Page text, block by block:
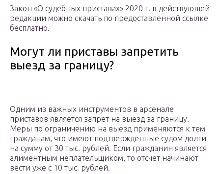
Закон «О судебных приставах» 2020 г. в действующей
редакции можно скачать по предоставленной ссылке
бесплатно.
Могут ли приставы запретить
выезд за границу?
Одним из важных инструментов в арсенале
приставов является запрет на выезд за границу.
Меры по ограничению на выезд применяются к тем
гражданам, что имеют подтвержденные судом долги
на сумму от 30 тыс. рублей. Если гражданин является
алиментным неплательщиком, то отсчет начинают
вести уже с 10 тыс. рублей.